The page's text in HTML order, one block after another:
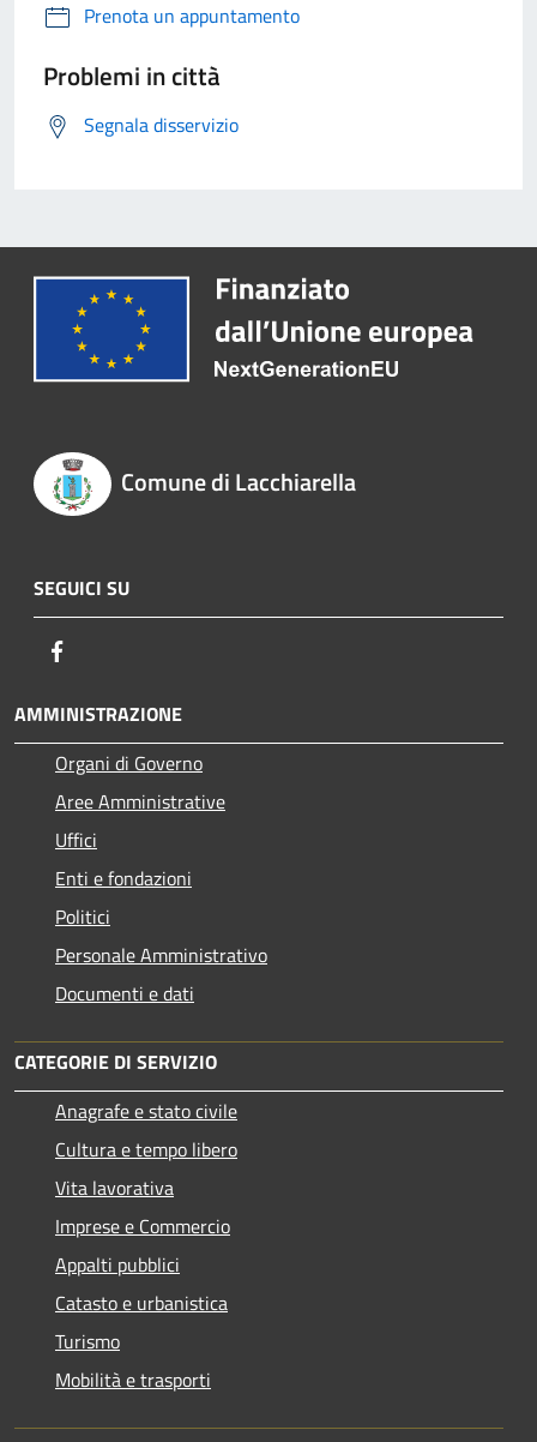
Prenota un appuntamento
Problemi in città
Segnala disservizio
Comune di Lacchiarella
SEGUICI SU
AMMINISTRAZIONE
Organi di Governo
Aree Amministrative
Uffici
Enti e fondazioni
Politici
Personale Amministrativo
Documenti e dati
CATEGORIE DI SERVIZIO
Anagrafe e stato civile
Cultura e tempo libero
Vita lavorativa
Imprese e Commercio
Appalti pubblici
Catasto e urbanistica
Turismo
Mobilità e trasporti